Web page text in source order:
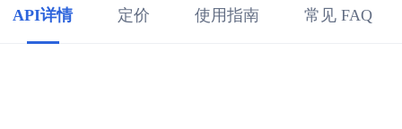
API详情 定价 使用指南 常见 FAQ